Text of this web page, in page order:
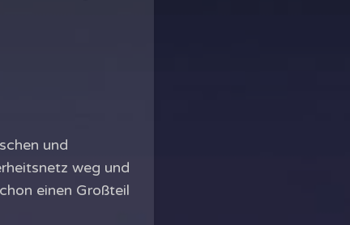
und
weg und
einen Großteil